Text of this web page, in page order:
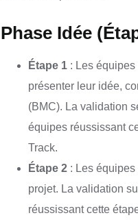
Phase Idée
Étape 1 : Les
présenter leur idée,
(BMC). La validation
équipes réussissant
Track.
Étape 2 : Les
projet. La validation
réussissant cette